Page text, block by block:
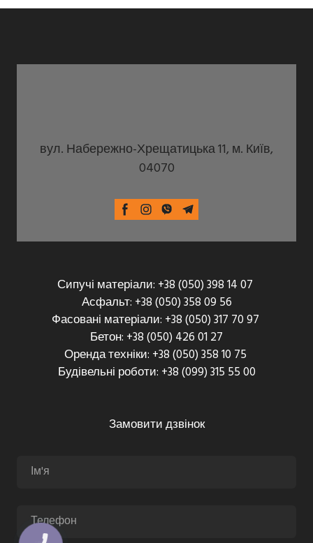
вул. Набережно-Хрещатицька 11, м. Київ,
04070
Сипучі матеріали: +38 (050) 398 14 07
Асфальт: +38 (050) 358 09 56
Фасовані матеріали: +38 (050) 317 70 97
Бетон: +38 (050) 426 01 27
Оренда техніки: +38 (050) 358 10 75
Будівельні роботи: +38 (099) 315 55 00
Замовити дзвінок